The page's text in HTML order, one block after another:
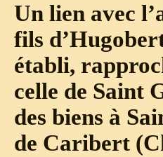
Un lien avec
fils
établi,
celle de Saint
des biens à
de Caribert